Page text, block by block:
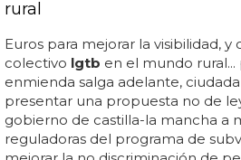
rural
Euros para mejorar la visibilidad,
colectivo lgtb en el mundo rural...
enmienda salga adelante,
presentar una propuesta no de
gobierno de castilla-la mancha a
reguladoras del programa de